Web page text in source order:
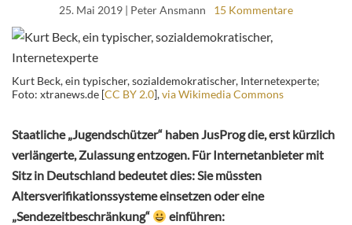
25. Mai 2019 | Peter Ansmann 15 Kommentare
Kurt Beck, ein typischer, sozialdemokratischer, Internetexperte;
Foto: xtranews.de [CC BY 2.0],via Wikimedia Commons
Staatliche „Jugendschützer“ haben JusProg die, erst kürzlich
verlängerte, Zulassung entzogen. Für Internetanbieter mit
Sitz in Deutschland bedeutet dies: Sie müssten
Altersverifikationssysteme einsetzen oder eine
„Sendezeitbeschränkung“
einführen: